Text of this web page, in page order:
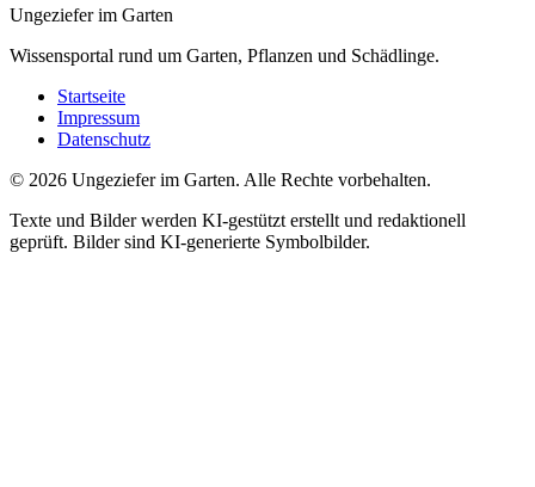
Ungeziefer im Garten
Wissensportal rund um Garten, Pflanzen und Schädlinge.
Startseite
Impressum
Datenschutz
© 2026 Ungeziefer im Garten. Alle Rechte vorbehalten.
Texte und Bilder werden KI-gestützt erstellt und redaktionell
geprüft. Bilder sind KI-generierte Symbolbilder.